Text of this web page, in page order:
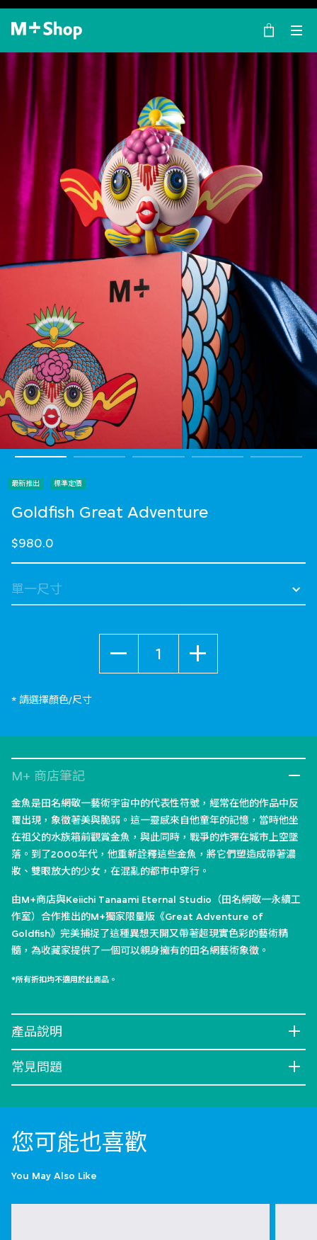
×
M+ Shop
最新推出 標準定價
Goldfish Great Adventure
$980.0
* 請選擇顏色/尺寸
M+ 商店筆記
金魚是田名網敬一藝術宇宙中的代表性符號，經常在他的作品中反
覆出現，象徵著美與脆弱。這一靈感來自他童年的記憶，當時他坐
在祖父的水族箱前觀賞金魚，與此同時，戰爭的炸彈在城市上空墜
落。到了2000年代，他重新詮釋這些金魚，將它們塑造成帶著濃
妝、雙眼放大的少女，在混亂的都市中穿行。
由M+商店與Keiichi Tanaami Eternal Studio（田名網敬一永續工
作室）合作推出的M+獨家限量版《Great Adventure of
Goldfish》完美捕捉了這種異想天開又帶著超現實色彩的藝術精
髓，為收藏家提供了一個可以親身擁有的田名網藝術象徵。
*所有折扣均不適用於此商品。
產品說明
常見問題
您可能也喜歡
You May Also Like